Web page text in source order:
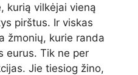
kurią vilkėjai vieną
pirštus. Ir viskas
žmonių, kurie randa
eurus. Tik ne per
Jie tiesiog žino,